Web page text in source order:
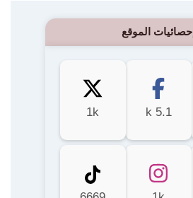
إحصائيات الموقع
5.1 k
1k